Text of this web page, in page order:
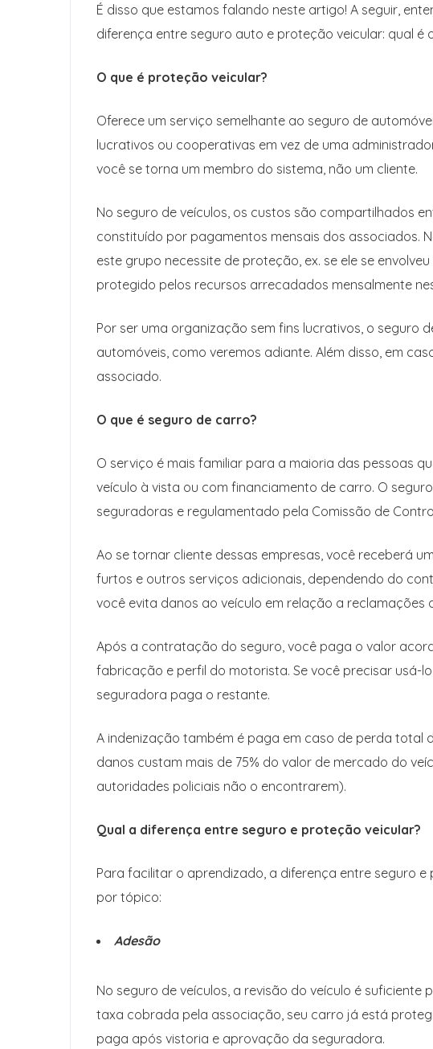
É disso que estamos falando neste artigo! A seguir,
diferença entre seguro auto e proteção veicular: qual é
O que é proteção veicular?
Oferece um serviço semelhante ao seguro de
lucrativos ou cooperativas em vez de uma
você se torna um membro do sistema, não um cliente.
No seguro de veículos, os custos são compartilhados
constituído por pagamentos mensais dos associados.
este grupo necessite de proteção, ex. se ele se
protegido pelos recursos arrecadados mensalmente
Por ser uma organização sem fins lucrativos, o seguro
automóveis, como veremos adiante. Além disso, em
associado.
O que é seguro de carro?
O serviço é mais familiar para a maioria das pessoas
veículo à vista ou com financiamento de carro. O
seguradoras e regulamentado pela Comissão de
Ao se tornar cliente dessas empresas, você receberá
furtos e outros serviços adicionais, dependendo do
você evita danos ao veículo em relação a reclamações
Após a contratação do seguro, você paga o valor
fabricação e perfil do motorista. Se você precisar usá-
seguradora paga o restante.
A indenização também é paga em caso de perda total
danos custam mais de 75% do valor de mercado do
autoridades policiais não o encontrarem).
Qual a diferença entre seguro e proteção veicular?
Para facilitar o aprendizado, a diferença entre seguro
por tópico:
Adesão
No seguro de veículos, a revisão do veículo é
taxa cobrada pela associação, seu carro já está
paga após vistoria e aprovação da seguradora.